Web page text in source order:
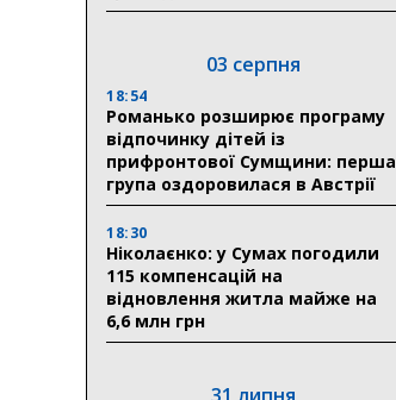
03 серпня
18:54
Романько розширює програму
відпочинку дітей із
прифронтової Сумщини: перша
група оздоровилася в Австрії
18:30
Ніколаєнко: у Сумах погодили
115 компенсацій на
відновлення житла майже на
6,6 млн грн
31 липня